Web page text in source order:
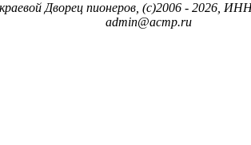
Дворец пионеров, (c)2006 - 2026,
admin@acmp.ru